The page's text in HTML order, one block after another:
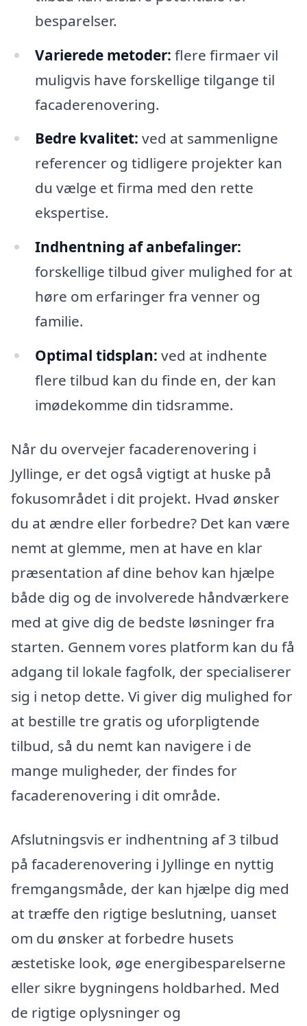
besparelser.
Varierede metoder: flere firmaer vil
muligvis have forskellige tilgange til
facaderenovering.
Bedre kvalitet: ved at sammenligne
referencer og tidligere projekter kan
du vælge et firma med den rette
ekspertise.
Indhentning af anbefalinger:
forskellige tilbud giver mulighed for at
høre om erfaringer fra venner og
familie.
Optimal tidsplan: ved at indhente
flere tilbud kan du finde en, der kan
imødekomme din tidsramme.
Når du overvejer facaderenovering i
Jyllinge, er det også vigtigt at huske på
fokusområdet i dit projekt. Hvad ønsker
du at ændre eller forbedre? Det kan være
nemt at glemme, men at have en klar
præsentation af dine behov kan hjælpe
både dig og de involverede håndværkere
med at give dig de bedste løsninger fra
starten. Gennem vores platform kan du få
adgang til lokale fagfolk, der specialiserer
sig i netop dette. Vi giver dig mulighed for
at bestille tre gratis og uforpligtende
tilbud, så du nemt kan navigere i de
mange muligheder, der findes for
facaderenovering i dit område.
Afslutningsvis er indhentning af 3 tilbud
på facaderenovering i Jyllinge en nyttig
fremgangsmåde, der kan hjælpe dig med
at træffe den rigtige beslutning, uanset
om du ønsker at forbedre husets
æstetiske look, øge energibesparelserne
eller sikre bygningens holdbarhed. Med
de rigtige oplysninger og